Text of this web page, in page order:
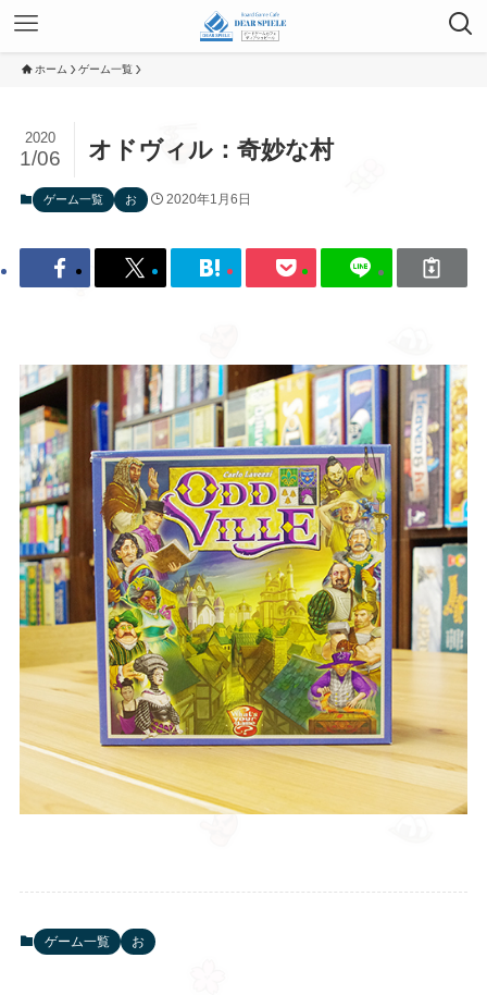
ホーム ゲーム一覧
オドヴィル：奇妙な村
2020
1/06
ゲーム一覧 お 2020年1月6日
ゲーム一覧 お